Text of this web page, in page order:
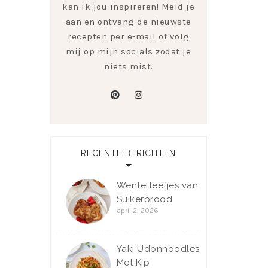
kan ik jou inspireren! Meld je
aan en ontvang de nieuwste
recepten per e-mail of volg
mij op mijn socials zodat je
niets mist.
instagram
RECENTE BERICHTEN
Wentelteefjes van
Suikerbrood
april 2, 2026
Yaki Udonnoodles
Met Kip